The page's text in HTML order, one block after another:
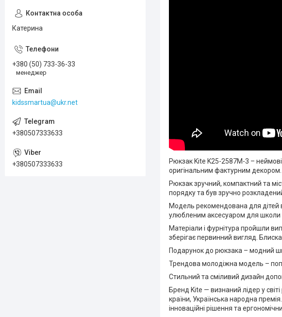
Рюкзак Kite K25-2587M-3 –
оригінальним фактурним декором.
Рюкзак зручний, компактний та
порядку та був зручно
Модель рекомендована для дітей
улюбленим аксесуаром для школи
Матеріали і фурнітура пройшли
зберігає первинний вигляд.
Подарунок до рюкзака – модний
Трендова молодіжна модель –
Стильний та сміливий дизайн
Бренд Kite — визнаний лідер у
країни, Українська народна
інноваційні рішення та
Катерина
+380 (50) 733-36-33
менеджер
kidssmartua@ukr.net
+380507333633
+380507333633